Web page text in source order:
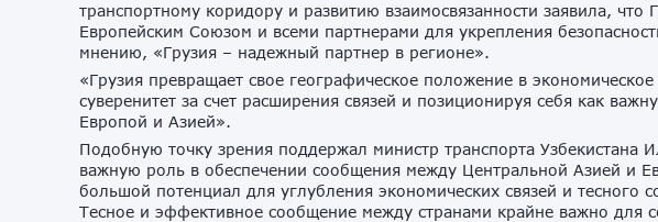
транспортному коридору и развитию взаимосвязанности заявила, что
Европейским Союзом и всеми партнерами для укрепления
мнению, «Грузия – надежный партнер в регионе».
«Грузия превращает свое географическое положение в
суверенитет за счет расширения связей и позиционируя себя как
Европой и Азией».
Подобную точку зрения поддержал министр транспорта Узбекистана
важную роль в обеспечении сообщения между Центральной Азией и
большой потенциал для углубления экономических связей и тесного
Тесное и эффективное сообщение между странами крайне важно для